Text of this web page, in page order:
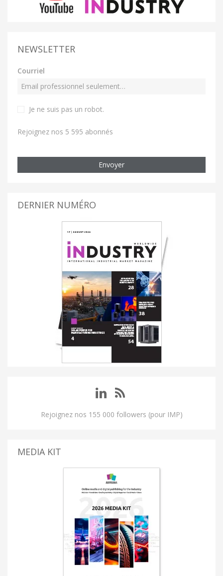
NEWSLETTER
Courriel
Je ne suis pas un robot.
Rejoignez nos 5 595 abonnés
Envoyer
DERNIER NUMÉRO
Rejoignez nos 155 000 followers (pour IMP)
MEDIA KIT